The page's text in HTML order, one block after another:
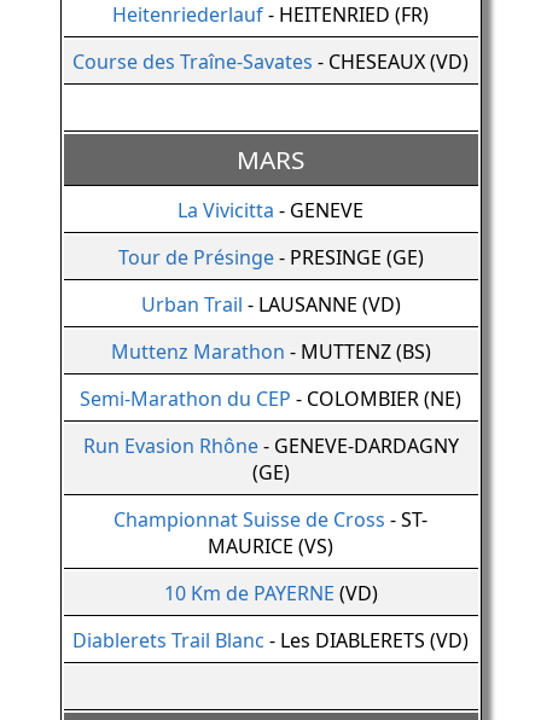
Heitenriederlauf- HEITENRIED (FR)
Course des Traîne-Savates - CHESEAUX (VD)
MARS
La Vivicitta - GENEVE
Tour de Présinge- PRESINGE (GE)
Urban Trail - LAUSANNE (VD)
Muttenz Marathon - MUTTENZ (BS)
Semi-Marathon du CEP - COLOMBIER (NE)
Run Evasion Rhône- GENEVE-DARDAGNY
(GE)
Championnat Suisse de Cross - ST-
MAURICE (VS)
10 Km de PAYERNE (VD)
Diablerets Trail Blanc - Les DIABLERETS (VD)